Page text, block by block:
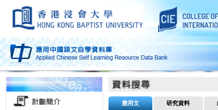
應用文 研究資料